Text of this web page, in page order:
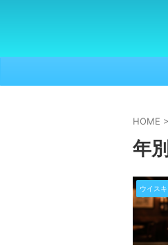
HOME >
年
ウイス